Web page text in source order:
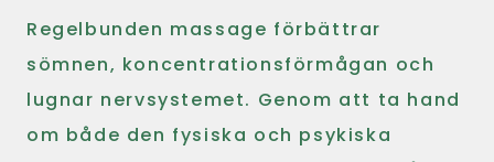
Regelbunden massage förbättrar
sömnen, koncentrationsförmågan och
lugnar nervsystemet. Genom att ta hand
om både den fysiska och psykiska